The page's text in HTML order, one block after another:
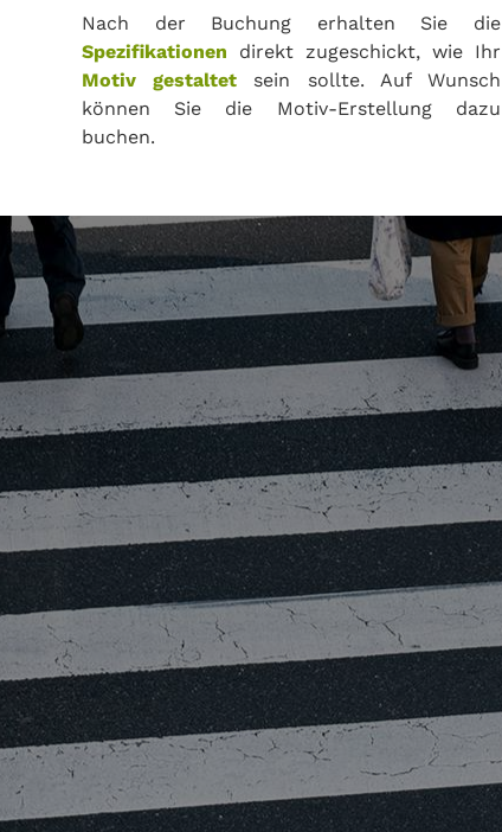
Nach der Buchung erhalten Sie die
Spezifikationen direkt zugeschickt, wie Ihr
Motiv gestaltet sein sollte. Auf Wunsch
können Sie die Motiv-Erstellung dazu
buchen.